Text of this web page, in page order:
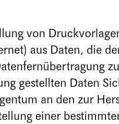
von
aus Daten, die
gestellten Daten
an den zur
einer